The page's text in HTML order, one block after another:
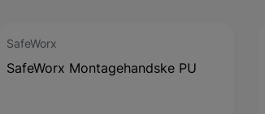
SafeWorx
SafeWorx Montagehandske PU